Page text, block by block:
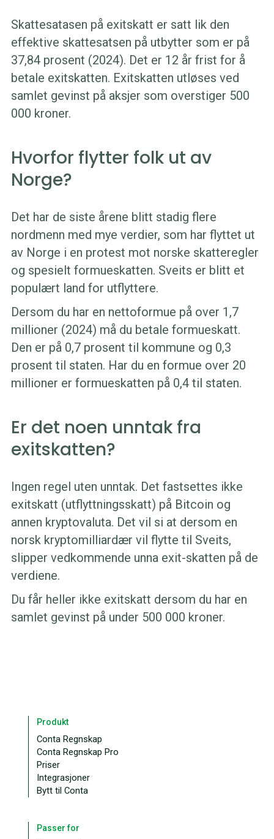
Skattesatasen på exitskatt er satt lik den
effektive skattesatsen på utbytter som er på
37,84 prosent (2024). Det er 12 år frist for å
betale exitskatten. Exitskatten utløses ved
samlet gevinst på aksjer som overstiger 500
000 kroner.
Hvorfor flytter folk ut av
Norge?
Det har de siste årene blitt stadig flere
nordmenn med mye verdier, som har flyttet ut
av Norge i en protest mot norske skatteregler
og spesielt formueskatten. Sveits er blitt et
populært land for utflyttere.
Dersom du har en nettoformue på over 1,7
millioner (2024) må du betale formueskatt.
Den er på 0,7 prosent til kommune og 0,3
prosent til staten. Har du en formue over 20
millioner er formueskatten på 0,4 til staten.
Er det noen unntak fra
exitskatten?
Ingen regel uten unntak. Det fastsettes ikke
exitskatt (utflyttningsskatt) på Bitcoin og
annen kryptovaluta. Det vil si at dersom en
norsk kryptomilliardær vil flytte til Sveits,
slipper vedkommende unna exit-skatten på de
verdiene.
Du får heller ikke exitskatt dersom du har en
samlet gevinst på under 500 000 kroner.
Produkt
Conta Regnskap
Conta Regnskap Pro
Priser
Integrasjoner
Bytt til Conta
Passer for